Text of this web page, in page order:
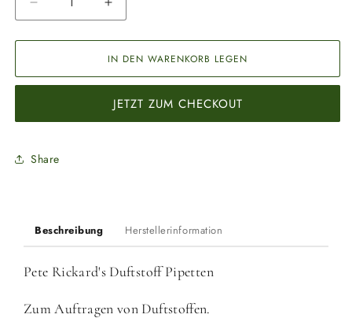
Verringere
die
Menge
Pete
Pipetten
Erhöhe
die
Menge
für
Pete
Duftstoff
Pipetten
IN DEN WARENKORB LEGEN
JETZT ZUM CHECKOUT
Share
Beschreibung Herstellerinformation
Pete Rickard's Duftstoff Pipetten
Zum Auftragen von Duftstoffen.